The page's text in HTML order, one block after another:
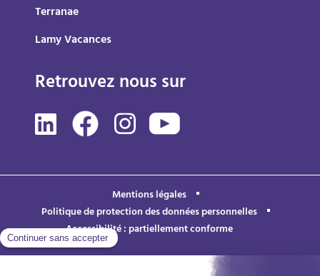
Terranae
Lamy Vacances
Retrouvez nous sur
Mentions légales
Politique de protection des données personnelles
Accessibilité : partiellement conforme